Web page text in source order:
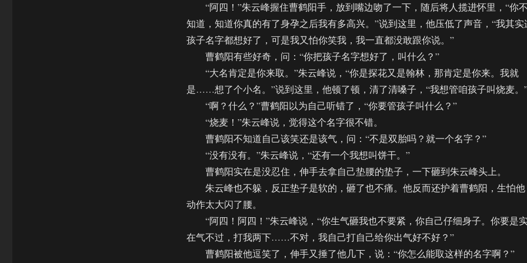
“阿四！”朱云峰握住曹鹤阳手，放到嘴边吻了一下，随后将人揽进怀里，“你不
知道，知道你真的有了身孕之后我有多高兴。”说到这里，他压低了声音，“我其实
孩子名字都想好了，可是我又怕你笑我，我一直都没敢跟你说。”
曹鹤阳有些好奇，问：“你把孩子名字想好了，叫什么？”
“大名肯定是你来取。”朱云峰说，“你是探花又是翰林，那肯定是你来。我就
是……想了个小名。”说到这里，他顿了顿，清了清嗓子，“我想管咱孩子叫烧麦。
“啊？什么？”曹鹤阳以为自己听错了，“你要管孩子叫什么？”
“烧麦！”朱云峰说，觉得这个名字很不错。
曹鹤阳不知道自己该笑还是该气，问：“不是双胎吗？就一个名字？”
“没有没有。”朱云峰说，“还有一个我想叫饼干。”
曹鹤阳实在是没忍住，伸手去拿自己垫腰的垫子，一下砸到朱云峰头上。
朱云峰也不躲，反正垫子是软的，砸了也不痛。他反而还护着曹鹤阳，生怕他
动作太大闪了腰。
“阿四！阿四！”朱云峰说，“你生气砸我也不要紧，你自己仔细身子。你要是
在气不过，打我两下……不对，我自己打自己给你出气好不好？”
曹鹤阳被他逗笑了，伸手又捶了他几下，说：“你怎么能取这样的名字啊？”